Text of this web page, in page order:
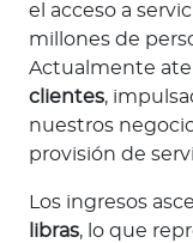
el acceso a
millones de
Actualmente
clientes,
nuestros
provisión de
Los ingresos
libras, lo que